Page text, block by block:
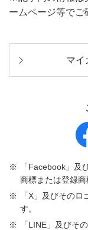
ームページ等でご
マイ
「Facebook」
商標または登録商
「X」及びその
す。
「LINE」及びそ